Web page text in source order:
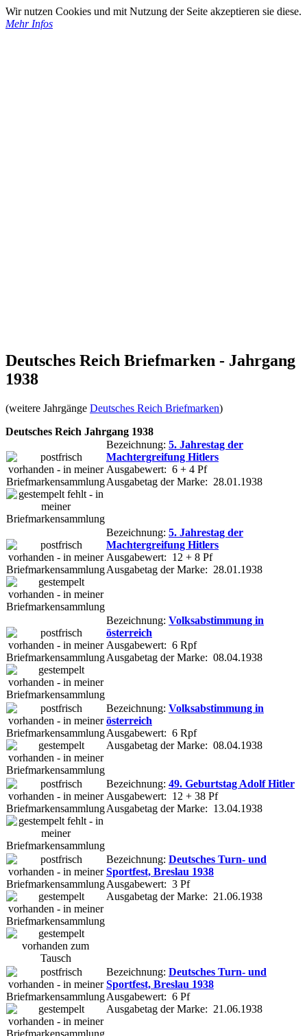
Wir nutzen Cookies und mit Nutzung der Seite akzeptieren sie diese.
Mehr Infos
Deutsches Reich Briefmarken - Jahrgang
1938
(weitere Jahrgänge Deutsches Reich Briefmarken)
Deutsches Reich Jahrgang 1938
Bezeichnung: 5. Jahrestag der
Machtergreifung Hitlers
Ausgabewert: 6 + 4 Pf
Ausgabetag der Marke: 28.01.1938
Bezeichnung: 5. Jahrestag der
Machtergreifung Hitlers
Ausgabewert: 12 + 8 Pf
Ausgabetag der Marke: 28.01.1938
Bezeichnung: Volksabstimmung in
österreich
Ausgabewert: 6 Rpf
Ausgabetag der Marke: 08.04.1938
Bezeichnung: Volksabstimmung in
österreich
Ausgabewert: 6 Rpf
Ausgabetag der Marke: 08.04.1938
Bezeichnung: 49. Geburtstag Adolf Hitler
Ausgabewert: 12 + 38 Pf
Ausgabetag der Marke: 13.04.1938
Bezeichnung: Deutsches Turn- und
Sportfest, Breslau 1938
Ausgabewert: 3 Pf
Ausgabetag der Marke: 21.06.1938
Bezeichnung: Deutsches Turn- und
Sportfest, Breslau 1938
Ausgabewert: 6 Pf
Ausgabetag der Marke: 21.06.1938